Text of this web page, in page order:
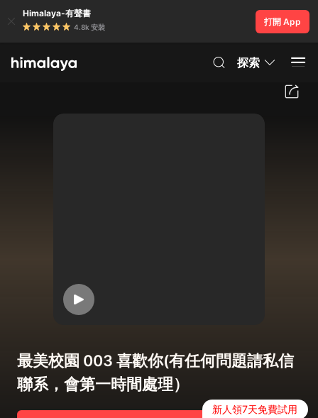
Himalaya-有聲書
4.8k 安裝
打開 App
探索
最美校園 003 喜歡你(有任何問題請私信
聯系，會第一時間處理）
新人領7天免費試用